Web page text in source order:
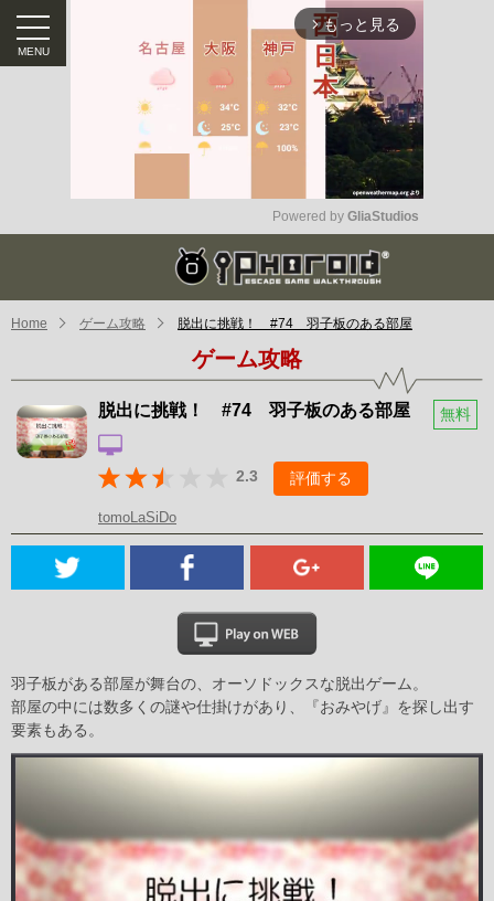
arrow_forward_ios もっと見る
Mute
Powered by GliaStudios
Home ゲーム攻略 脱出に挑戦！ #74 羽子板のある部屋
ゲーム攻略
脱出に挑戦！ #74 羽子板のある部屋 無料
2.3 評価する
tomoLaSiDo
羽子板がある部屋が舞台の、オーソドックスな脱出ゲーム。
部屋の中には数多くの謎や仕掛けがあり、『おみやげ』を探し出す
要素もある。